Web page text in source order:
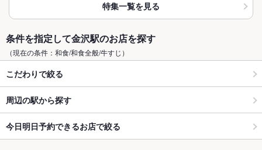
特集一覧を見る
条件を指定して金沢駅のお店を探す
（現在の条件：和食/和食全般/牛すじ）
こだわりで絞る
周辺の駅から探す
今日明日予約できるお店で絞る